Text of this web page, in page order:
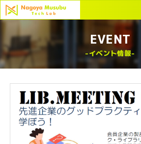
EVENT
イベント情報